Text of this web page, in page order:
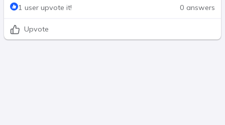
1 user upvote it! 0 answers
Upvote